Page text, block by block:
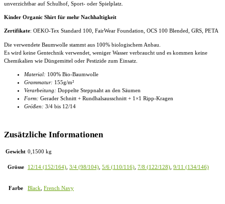
unverzichtbar auf Schulhof, Sport- oder Spielplatz.
Kinder Organic Shirt für mehr Nachhaltigkeit
Zertifikate: OEKO-Tex Standard 100, FairWear Foundation, OCS 100 Blended, GRS, PETA
Die verwendete Baumwolle stammt aus 100% biologischem Anbau.
Es wird keine Gentechnik verwendet, weniger Wasser verbraucht und es kommen keine
Chemikalien wie Düngemittel oder Pestizide zum Einsatz.
Material: 100% Bio-Baumwolle
Grammatur: 155g/m²
Verarbeitung: Doppelte Steppnaht an den Säumen
Form: Gerader Schnitt + Rundhalsausschnitt + 1×1 Ripp-Kragen
Größen: 3/4 bis 12/14
Zusätzliche Informationen
Gewicht 0,1500 kg
Grösse 12/14 (152/164) 3/4 (98/104) 5/6 (110/116) 7/8 (122/128) 9/11 (134/146)
Farbe Black French Navy